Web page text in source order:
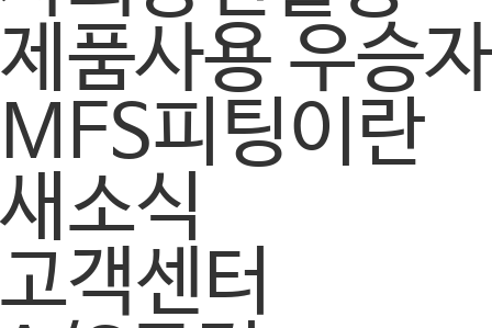
제품사용 우승자
MFS피팅이란
새소식
고객센터